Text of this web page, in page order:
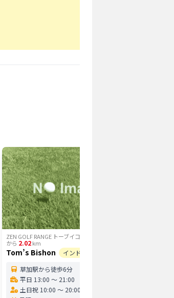
ZEN GOLF RANGE トーブイコート獨協大学前店
から 2.02km
Tom’s Bishon
インドア
草加駅から徒歩6分
平日 13:00 〜 21:00
土日祝 10:00 〜 20:00